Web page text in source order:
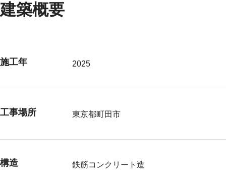
建築概要
施工年 2025
工事場所 東京都町田市
構造 鉄筋コンクリート造